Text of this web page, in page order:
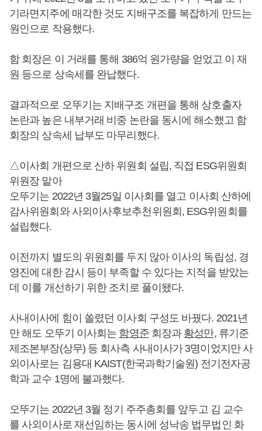
기라면지주에 매각한 것도 지배구조를 복잡하게 만드는
원인으로 작용했다.
함 회장은 이 거래를 통해 386억 원가량을 얻었고 이 재
원 등으로 상속세를 완납했다.
결과적으로 오뚜기는 지배구조 개편을 통해 상호출자
논란과 높은 내부거래 비중 논란을 동시에 해소했고 함
회장의 상속세 납부도 마무리했다.
△이사회 개편으로 산하 위원회 설립, 직접 ESG위원회
위원장 맡아
오뚜기는 2022년 3월25일 이사회를 열고 이사회 산하에
감사위원회와 사외이사후보추천위원회, ESG위원회를
설립했다.
이전까지 별도의 위원회를 두지 않아 이사의 독립성, 경
영진에 대한 감시 등이 부족할 수 있다는 지적을 받았는
데 이를 개선하기 위한 조치로 풀이됐다.
사내이사에 힘이 쏠렸던 이사회 구성도 바꿨다. 2021년
만 해도 오뚜기 이사회는 함영준회장과 황성만, 류기준
제조본부장(상무) 등 회사측 사내이사가 3명이었지만 사
외이사로는 김용대 KAIST(한국과학기술원) 전기전자공
학과 교수 1명에 불과했다.
오뚜기는 2022년 3월 정기 주주총회를 앞두고 김 교수
를 사외이사로 재선임하는 동시에 성낙송 법무법인 화